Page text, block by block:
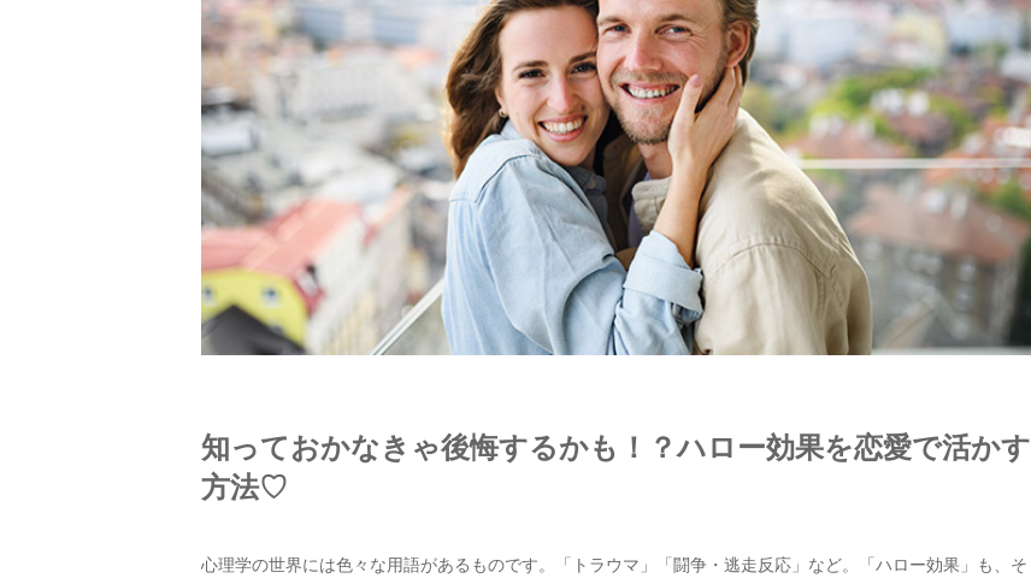
知っておかなきゃ後悔するかも！？ハロー効果を恋愛で活かす
方法♡
心理学の世界には色々な用語があるものです。「トラウマ」「闘争・逃走反応」など。「ハロー効果」も、そ